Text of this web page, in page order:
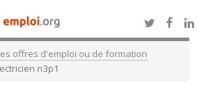
offres d'emploi ou de formation
n3p1